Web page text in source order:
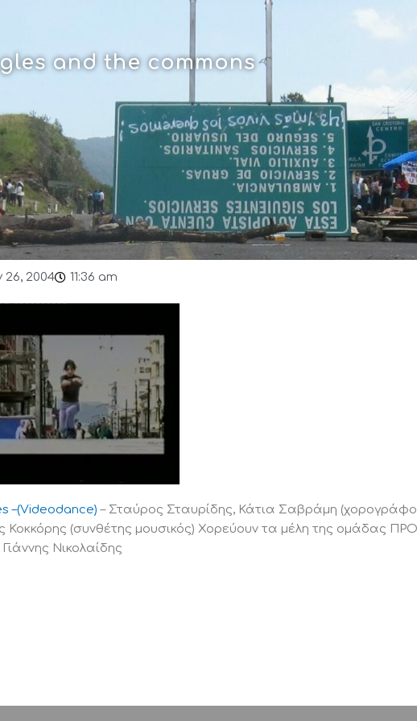
and the commons
26, 2004 11:36 am
–(Videodance) – Σταύρος Σταυρίδης, Κάτια Σαβράμη
Κοκκόρης (συνθέτης μουσικός) Χορεύουν τα μέλη της ομάδας
Γιάννης Νικολαίδης